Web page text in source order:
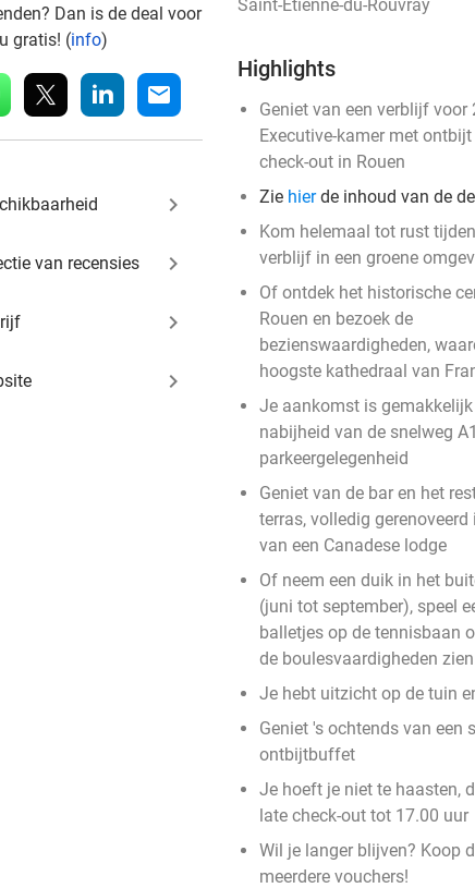
Dan is de deal voor
gratis! (info)
linkedin mail
keyboard_arrow_right
van recensies keyboard_arrow_right
keyboard_arrow_right
keyboard_arrow_right
Saint-Étienne-du-Rouvray
Highlights
Geniet van een verblijf voor
Executive-kamer met
check-out in Rouen
Zie hierde inhoud van de
Kom helemaal tot rust
verblijf in een groene
Of ontdek het historische
Rouen en bezoek de
bezienswaardigheden,
hoogste kathedraal van
Je aankomst is
nabijheid van de snelweg
parkeergelegenheid
Geniet van de bar en het
terras, volledig gerenoveerd
van een Canadese lodge
Of neem een duik in het
(juni tot september), speel
balletjes op de tennisbaan
de boulesvaardigheden zien
Je hebt uitzicht op de tuin
Geniet 's ochtends van een
ontbijtbuffet
Je hoeft je niet te haasten,
late check-out tot 17.00 uur
Wil je langer blijven? Koop
meerdere vouchers!